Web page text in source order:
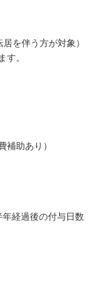
を伴う方が対象）
す。
補助あり）
年経過後の付与日数